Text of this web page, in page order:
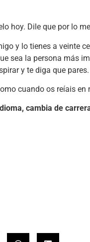
hoy. Dile que por lo
y lo tienes a veinte
sea la persona más
y te diga que pares.
cuando os reíais en
cambia de